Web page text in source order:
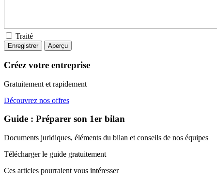
Traité
Créez votre entreprise
Gratuitement et rapidement
Découvrez nos offres
Guide : Préparer son 1er bilan
Documents juridiques, éléments du bilan et conseils de nos équipes
Télécharger le guide gratuitement
Ces articles pourraient vous intéresser